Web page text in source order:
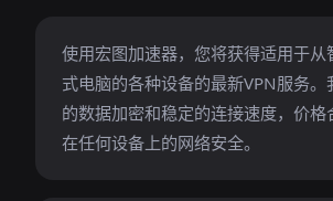
使用宏图加速器，您将获得适用于从
式电脑的各种设备的最新VPN服务。
的数据加密和稳定的连接速度，价格
在任何设备上的网络安全。